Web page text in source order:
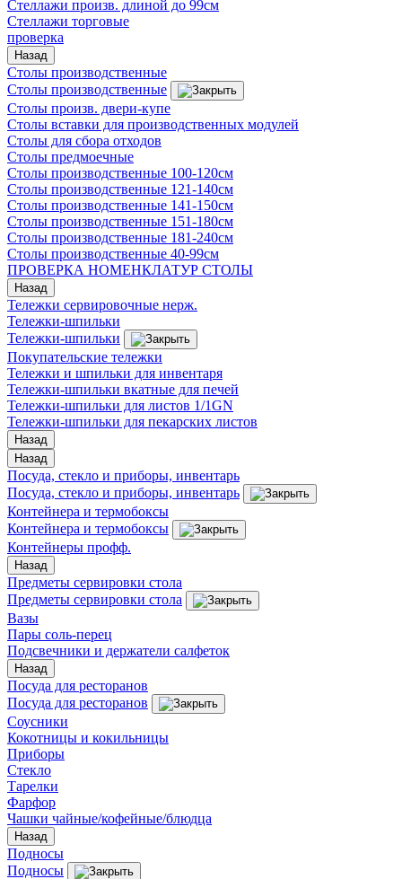
Стеллажи произв. длиной до 99см
Стеллажи торговые
проверка
Назад
Столы производственные
Столы производственные
Столы произв. двери-купе
Столы вставки для производственных модулей
Столы для сбора отходов
Столы предмоечные
Столы производственные 100-120см
Столы производственные 121-140см
Столы производственные 141-150см
Столы производственные 151-180см
Столы производственные 181-240см
Столы производственные 40-99см
ПРОВЕРКА НОМЕНКЛАТУР СТОЛЫ
Назад
Тележки сервировочные нерж.
Тележки-шпильки
Тележки-шпильки
Покупательские тележки
Тележки и шпильки для инвентаря
Тележки-шпильки вкатные для печей
Тележки-шпильки для листов 1/1GN
Тележки-шпильки для пекарских листов
Назад
Назад
Посуда, стекло и приборы, инвентарь
Посуда, стекло и приборы, инвентарь
Контейнера и термобоксы
Контейнера и термобоксы
Контейнеры профф.
Назад
Предметы сервировки стола
Предметы сервировки стола
Вазы
Пары соль-перец
Подсвечники и держатели салфеток
Назад
Посуда для ресторанов
Посуда для ресторанов
Соусники
Кокотницы и кокильницы
Приборы
Стекло
Тарелки
Фарфор
Чашки чайные/кофейные/блюдца
Назад
Подносы
Подносы